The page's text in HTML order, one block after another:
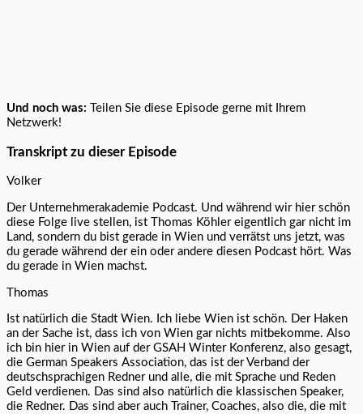
Und noch was: Teilen Sie diese Episode gerne mit Ihrem
Netzwerk!
Transkript zu dieser Episode
Volker
Der Unternehmerakademie Podcast. Und während wir hier schön
diese Folge live stellen, ist Thomas Köhler eigentlich gar nicht im
Land, sondern du bist gerade in Wien und verrätst uns jetzt, was
du gerade während der ein oder andere diesen Podcast hört. Was
du gerade in Wien machst.
Thomas
Ist natürlich die Stadt Wien. Ich liebe Wien ist schön. Der Haken
an der Sache ist, dass ich von Wien gar nichts mitbekomme. Also
ich bin hier in Wien auf der GSAH Winter Konferenz, also gesagt,
die German Speakers Association, das ist der Verband der
deutschsprachigen Redner und alle, die mit Sprache und Reden
Geld verdienen. Das sind also natürlich die klassischen Speaker,
die Redner. Das sind aber auch Trainer, Coaches, also die, die mit